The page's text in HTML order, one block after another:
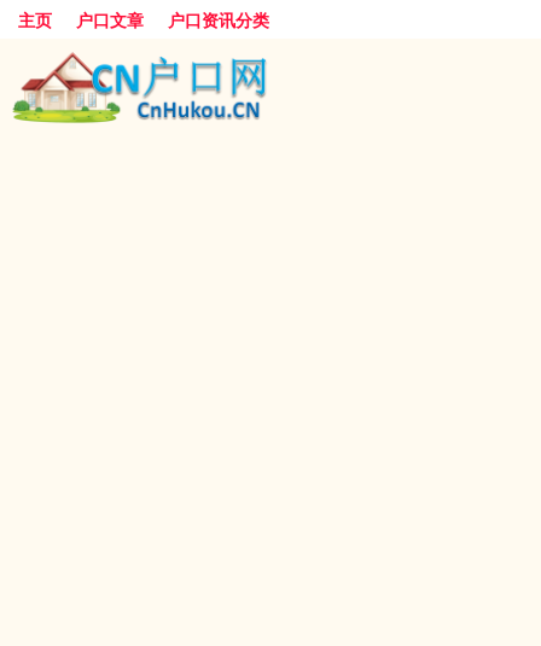
主页 户口文章 户口资讯分类